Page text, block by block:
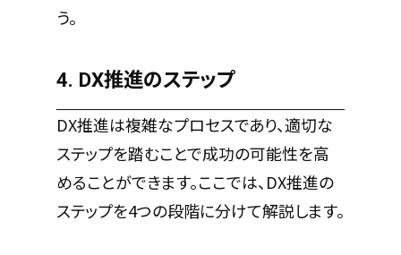
う。
4. DX推進のステップ
DX推進は複雑なプロセスであり、適切な
ステップを踏むことで成功の可能性を高
めることができます。ここでは、DX推進の
ステップを4つの段階に分けて解説します。